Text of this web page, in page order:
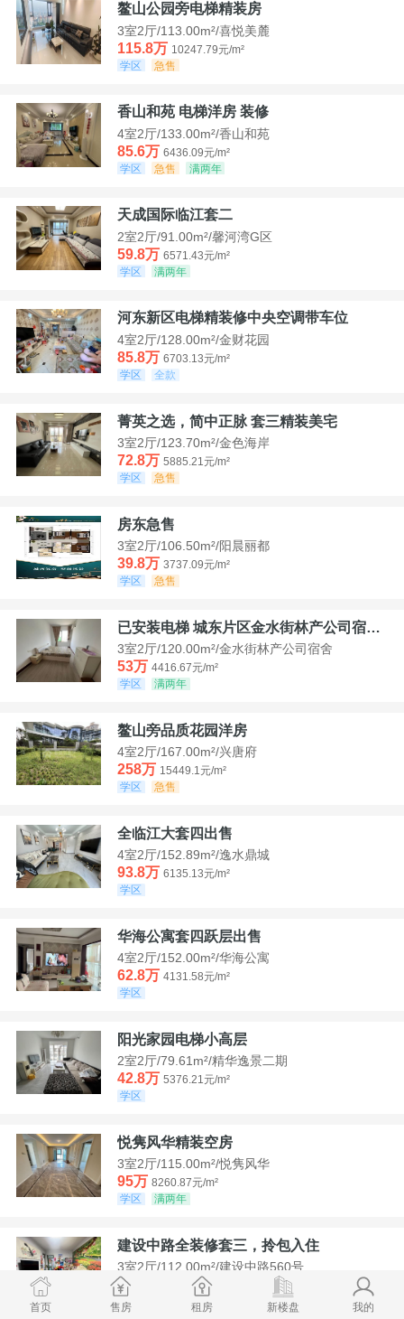
鳌山公园旁电梯精装房
3室2厅/113.00m²/喜悦美麓
115.8万 10247.79元/m²
学区
急售
香山和苑 电梯洋房 装修
4室2厅/133.00m²/香山和苑
85.6万 6436.09元/m²
学区
急售 满两年
天成国际临江套二
2室2厅/91.00m²/馨河湾G区
59.8万 6571.43元/m²
学区
满两年
河东新区电梯精装修中央空调带车位
4室2厅/128.00m²/金财花园
85.8万 6703.13元/m²
学区
全款
菁英之选，简中正脉 套三精装美宅
3室2厅/123.70m²/金色海岸
72.8万 5885.21元/m²
学区
急售
房东急售
3室2厅/106.50m²/阳晨丽都
39.8万 3737.09元/m²
学区
急售
已安装电梯 城东片区金水街林产公司宿舍套三可看江景
3室2厅/120.00m²/金水街林产公司宿舍
53万 4416.67元/m²
学区
满两年
鳌山旁品质花园洋房
4室2厅/167.00m²/兴唐府
258万 15449.1元/m²
学区
急售
全临江大套四出售
4室2厅/152.89m²/逸水鼎城
93.8万 6135.13元/m²
学区
华海公寓套四跃层出售
4室2厅/152.00m²/华海公寓
62.8万 4131.58元/m²
学区
阳光家园电梯小高层
2室2厅/79.61m²/精华逸景二期
42.8万 5376.21元/m²
学区
悦隽风华精装空房
3室2厅/115.00m²/悦隽风华
95万 8260.87元/m²
学区
满两年
建设中路全装修套三，拎包入住
3室2厅/112.00m²/建设中路560号
35万
3125元/m²
学区
首页 售房 租房 新楼盘 我的